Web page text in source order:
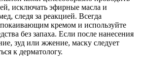
исключать эфирные масла и
следя за реакцией. Всегда
кремом и используйте
без запаха. Если после нанесения
зуд или жжение, маску следует
к дерматологу.